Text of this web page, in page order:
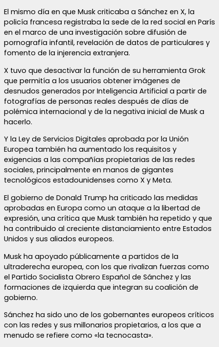
El mismo día en que Musk criticaba a Sánchez en X, la
policía francesa registraba la sede de la red social en París
en el marco de una investigación sobre difusión de
pornografía infantil, revelación de datos de particulares y
fomento de la injerencia extranjera.
X tuvo que desactivar la función de su herramienta Grok
que permitía a los usuarios obtener imágenes de
desnudos generados por Inteligencia Artificial a partir de
fotografías de personas reales después de días de
polémica internacional y de la negativa inicial de Musk a
hacerlo.
Y la Ley de Servicios Digitales aprobada por la Unión
Europea también ha aumentado los requisitos y
exigencias a las compañías propietarias de las redes
sociales, principalmente en manos de gigantes
tecnológicos estadounidenses como X y Meta.
El gobierno de Donald Trump ha criticado las medidas
aprobadas en Europa como un ataque a la libertad de
expresión, una crítica que Musk también ha repetido y que
ha contribuido al creciente distanciamiento entre Estados
Unidos y sus aliados europeos.
Musk ha apoyado públicamente a partidos de la
ultraderecha europea, con los que rivalizan fuerzas como
el Partido Socialista Obrero Español de Sánchez y las
formaciones de izquierda que integran su coalición de
gobierno.
Sánchez ha sido uno de los gobernantes europeos críticos
con las redes y sus millonarios propietarios, a los que a
menudo se refiere como «la tecnocasta».